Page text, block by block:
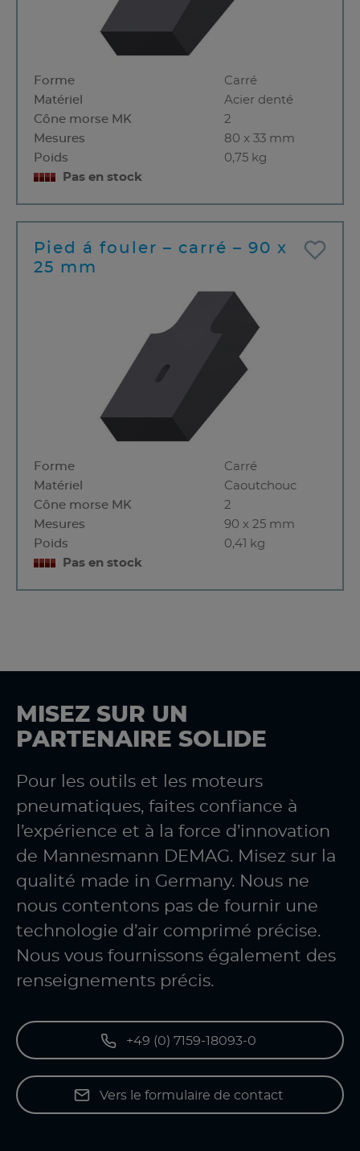
Forme
Carré
Matériel
Acier denté
Cône morse MK
2
Mesures
80 x 33 mm
Poids
0,75 kg
Pas en stock
Pied á fouler – carré – 90 x
25 mm
Forme
Carré
Matériel
Caoutchouc
Cône morse MK
2
Mesures
90 x 25 mm
Poids
0,41 kg
Pas en stock
MISEZ SUR UN
PARTENAIRE SOLIDE
Pour les outils et les moteurs
pneumatiques, faites confiance à
l’expérience et à la force d’innovation
de Mannesmann DEMAG. Misez sur la
qualité made in Germany. Nous ne
nous contentons pas de fournir une
technologie d’air comprimé précise.
Nous vous fournissons également des
renseignements précis.
+49 (0) 7159-18093-0
Vers le formulaire de contact